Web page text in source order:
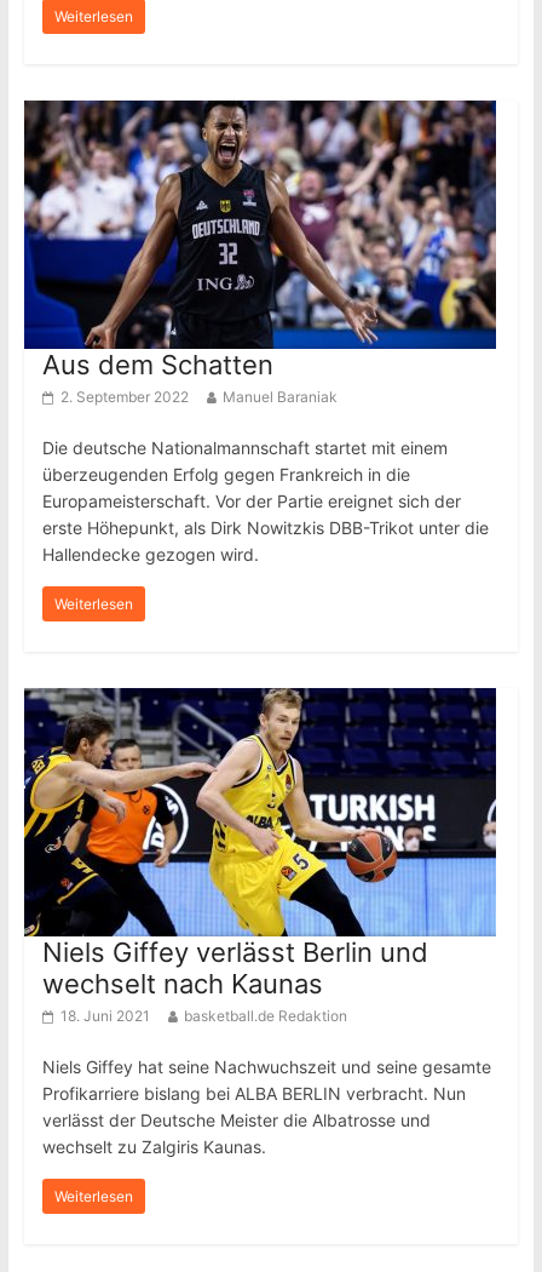
Weiterlesen
Aus dem Schatten
2. September 2022 Manuel Baraniak
Die deutsche Nationalmannschaft startet mit einem
überzeugenden Erfolg gegen Frankreich in die
Europameisterschaft. Vor der Partie ereignet sich der
erste Höhepunkt, als Dirk Nowitzkis DBB-Trikot unter die
Hallendecke gezogen wird.
Weiterlesen
Niels Giffey verlässt Berlin und
wechselt nach Kaunas
18. Juni 2021 basketball.de Redaktion
Niels Giffey hat seine Nachwuchszeit und seine gesamte
Profikarriere bislang bei ALBA BERLIN verbracht. Nun
verlässt der Deutsche Meister die Albatrosse und
wechselt zu Zalgiris Kaunas.
Weiterlesen